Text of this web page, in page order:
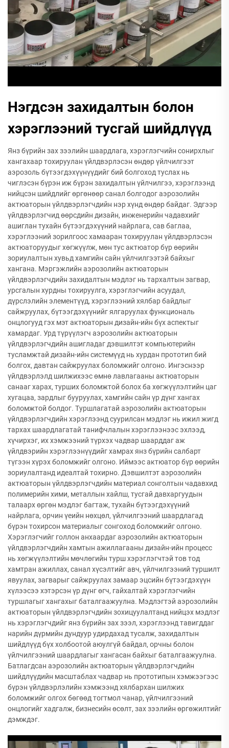
Нэгдсэн захидалтын болон
хэрэглээний тусгай шийдлүүд
Янз бүрийн зах зээлийн шаардлага, хэрэглэгчийн сонирхлыг
хангахаар тохируулан үйлдвэрлэсэн өндөр үйлчилгээт
аэрозоль бүтээгдэхүүнүүдийг бий болгоход туслах нь
чиглэсэн бүрэн иж бүрэн захидалтын үйлчилгээ, хэрэглээнд
нийцсэн шийдлийг өргөнөөр санал болгодог аэрозолийн
актюаторын үйлдвэрлэгчдийн нэр хүнд өндөр байдаг. Эдгээр
үйлдвэрлэгчид өөрсдийн дизайн, инженерийн чадавхийг
ашиглан тухайн бүтээгдэхүүний найрлага, сав баглаа,
хэрэглээний зорилгоос хамааран тохируулан үйлдвэрлэсэн
актюаторуудыг хөгжүүлж, мөн тус актюатор бүр өөрийн
зориулалтын хувьд хамгийн сайн үйлчилгээтэй байхыг
хангана. Мэргэжлийн аэрозолийн актюаторын
үйлдвэрлэгчдийн захидалтын мэдлэг нь тархалтын загвар,
урсгалын хурдны тохируулга, хэрэглэгчийн асуудал,
дүрслэлийн элементүүд, хэрэглээний хялбар байдлыг
сайжруулах, бүтээгдэхүүнийг ялгаруулах функциональ
онцлогууд гэх мэт актюаторын дизайн-ийн бүх аспектыг
хамардаг. Урд түрүүлэгч аэрозолийн актюаторын
үйлдвэрлэгчдийн ашигладаг дэвшилтэт компьютерийн
тусламжтай дизайн-ийн системүүд нь хурдан прототип бий
болгох, давтан сайжруулах боломжийг олгоно. Ингэснээр
үйлдвэрлэлд шилжихээс өмнө лавлагааны актюаторын
санааг харах, турших боломжтой болох ба хөгжүүлэлтийн цаг
хугацаа, зардлыг бууруулах, хамгийн сайн үр дүнг хангах
боломжтой болдог. Туршлагатай аэрозолийн актюаторын
үйлдвэрлэгчдийн хэрэглээнд суурилсан мэдлэг нь ижил жигд
тархах шаардлагатай танифчлалын хэрэглээнээс эхлээд,
хүчирхэг, их хэмжээний түрхэх чадвар шаарддаг аж
үйлдвэрийн хэрэглээнүүдийг хамрах янз бүрийн салбарт
түгээн хүрэх боломжийг олгоно. Иймээс актюатор бүр өөрийн
зориулалтанд идеалтай тохирно. Дэвшилтэт аэрозолийн
актюаторын үйлдвэрлэгчдийн материал сонголтын чадавхид
полимерийн хими, металлын хайлш, тусгай давхаргуудын
талаарх өргөн мэдлэг багтаж, тухайн бүтээгдэхүүний
найрлага, орчин үеийн нөхцөл, үйлчилгээний шаардлагад
бүрэн тохирсон материалыг сонгоход боломжийг олгоно.
Хэрэглэгчийг голлон анхаардаг аэрозолийн актюаторын
үйлдвэрлэгчдийн хамтын ажиллагааны дизайн-ийн процесс
нь хөгжүүлэлтийн мөчлөгийн турш хэрэглэгчтэй тов тод
хамтран ажиллах, санал хүсэлтийг авч, үйлчилгээний туршилт
явуулах, загварыг сайжруулах замаар эцсийн бүтээгдэхүүн
хүлээсээ хэтэрсэн үр дүнг өгч, гайхалтай хэрэглэгчийн
туршлагыг хангахыг баталгаажуулна. Мэдлэгтэй аэрозолийн
актюаторын үйлдвэрлэгчдийн зохицуулалтанд нийцэх мэдлэг
нь хэрэглэгчдийг янз бүрийн зах зээл, хэрэглээнд тавигддаг
нарийн дүрмийн дундуур удирдахад тусалж, захидалтын
шийдлүүд бүх холбоотой аюулгүй байдал, орчны болон
үйлчилгээний шаардлагыг хангасан байхыг баталгаажуулна.
Батлагдсан аэрозолийн актюаторын үйлдвэрлэгчдийн
шийдлүүдийн масштаблах чадвар нь прототипын хэмжээгээс
бүрэн үйлдвэрлэлийн хэмжээнд хялбархан шилжих
боломжийг олгох бөгөөд тогтмол чанар, үйлчилгээний
онцлогийг хадгалж, бизнесийн өсөлт, зах зээлийн өргөжилтийг
дэмждэг.